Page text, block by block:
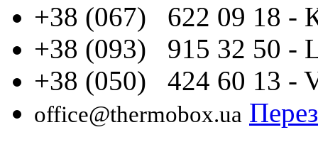
+38 (067) 622 09 18 -
+38 (093) 915 32 50 -
+38 (050) 424 60 13 -
office@thermobox.ua